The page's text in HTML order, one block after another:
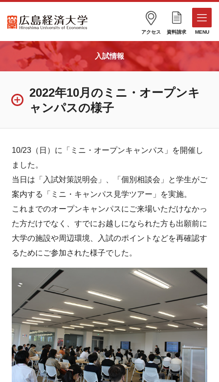
アクセス 資料請求 MENU
入試情報
2022年10月のミニ・オープンキ
ャンパスの様子
10/23（日）に「ミニ・オープンキャンパス」を開催し
ました。
当日は「入試対策説明会」、「個別相談会」と学生がご
案内する「ミニ・キャンパス見学ツアー」を実施。
これまでのオープンキャンパスにご来場いただけなかっ
た方だけでなく、すでにお越しになられた方も出願前に
大学の施設や周辺環境、入試のポイントなどを再確認す
るためにご参加された様子でした。